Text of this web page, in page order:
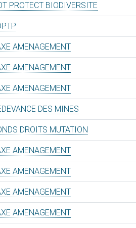
PROTECT BIODIVERSITE
AMENAGEMENT
AMENAGEMENT
AMENAGEMENT
DES MINES
DROITS MUTATION
AMENAGEMENT
AMENAGEMENT
AMENAGEMENT
AMENAGEMENT